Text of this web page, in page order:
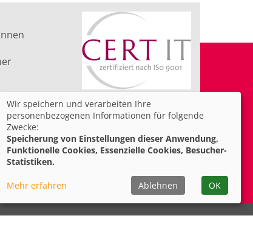
Wir speichern und verarbeiten Ihre
personenbezogenen Informationen für folgende
Zwecke:
Speicherung von Einstellungen dieser Anwendung,
Funktionelle Cookies, Essenzielle Cookies, Besucher-
Statistiken.
Mehr erfahren Ablehnen OK